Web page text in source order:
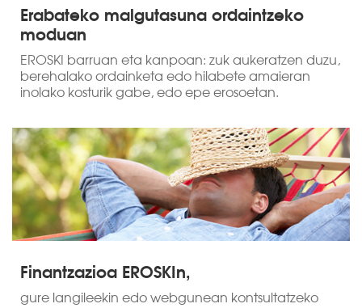
Erabateko malgutasuna ordaintzeko
moduan
EROSKI barruan eta kanpoan: zuk aukeratzen duzu,
berehalako ordainketa edo hilabete amaieran
inolako kosturik gabe, edo epe erosoetan.
Finantzazioa EROSKIn,
gure langileekin edo webgunean kontsultatzeko